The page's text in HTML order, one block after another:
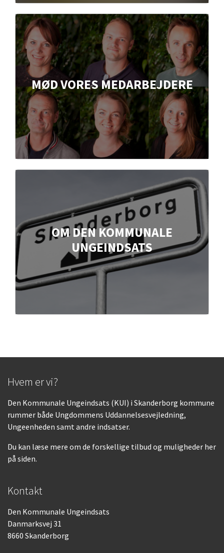
MØD VORES MEDARBEJDERE
OM DEN KOMMUNALE
UNGEINDSATS
Hvem er vi?
Den Kommunale Ungeindsats (KUI) i Skanderborg kommune
rummer både Ungdommens Uddannelsesvejledning,
Ungeenheden samt andre indsatser.
Du kan læse mere om de forskellige tilbud og muligheder her
på siden.
Kontakt
Den Kommunale Ungeindsats
Danmarksvej 31
8660 Skanderborg